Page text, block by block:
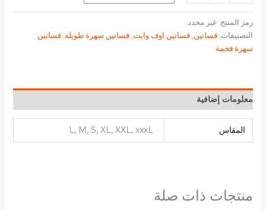
رمز المنتج: غير محدد
التصنيفات: فساتين, فساتين اوف وايت, فساتين سهرة طويلة, فساتين
سهرة فخمة
معلومات إضافية
المقاس L, M, S, XL, XXL, xxxL
منتجات ذات صلة